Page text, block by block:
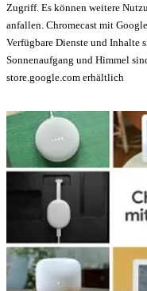
Zugriff. Es können weitere
anfallen. Chromecast mit
Verfügbare Dienste und Inhalte
Sonnenaufgang und Himmel
store.google.com erhältlich